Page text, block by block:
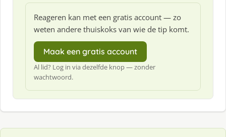
Reageren kan met een gratis account — zo
weten andere thuiskoks van wie de tip komt.
Maak een gratis account
Al lid? Log in via dezelfde knop — zonder
wachtwoord.